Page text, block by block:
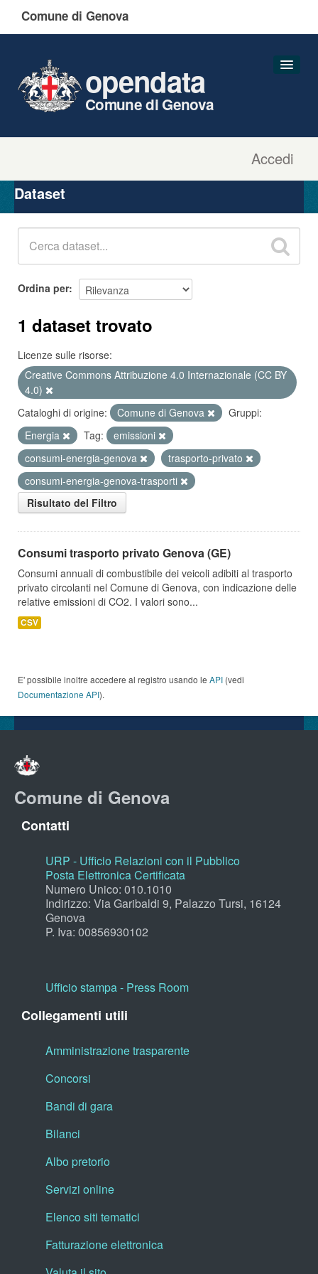
Comune di Genova
Accedi
opendata
Comune di Genova
Organizzazioni
Gruppi
Dataset
Ordina per
1 dataset trovato
Licenze sulle risorse:
Creative Commons Attribuzione 4.0 Internazionale (CC BY
4.0)
Cataloghi di origine:
Comune di Genova
Gruppi:
Energia
Tag:
emissioni
consumi-energia-genova
trasporto-privato
consumi-energia-genova-trasporti
Risultato del Filtro
Consumi trasporto privato Genova (GE)
Consumi annuali di combustibile dei veicoli adibiti al trasporto
privato circolanti nel Comune di Genova, con indicazione delle
relative emissioni di CO2. I valori sono...
CSV
E' possibile inoltre accedere al registro usando le API (vedi
Documentazione API).
Comune di Genova
Contatti
URP - Ufficio Relazioni con il Pubblico
Posta Elettronica Certificata
Numero Unico: 010.1010
Indirizzo: Via Garibaldi 9, Palazzo Tursi, 16124
Genova
P. Iva: 00856930102
Ufficio stampa - Press Room
Collegamenti utili
Amministrazione trasparente
Concorsi
Bandi di gara
Bilanci
Albo pretorio
Servizi online
Elenco siti tematici
Fatturazione elettronica